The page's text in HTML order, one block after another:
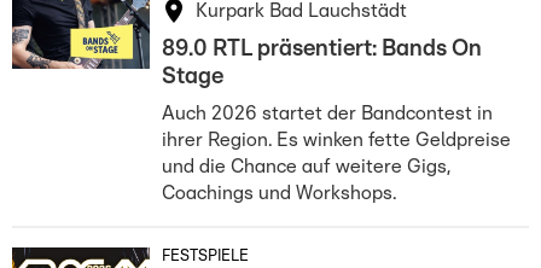
Kurpark Bad Lauchstädt
89.0 RTL präsentiert: Bands On
Stage
Auch 2026 startet der Bandcontest in
ihrer Region. Es winken fette Geldpreise
und die Chance auf weitere Gigs,
Coachings und Workshops.
FESTSPIELE